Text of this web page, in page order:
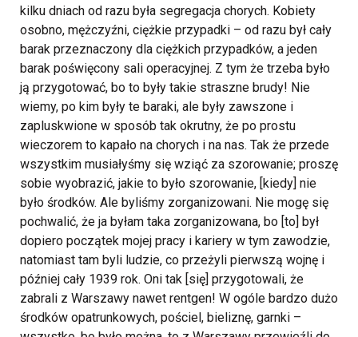
kilku dniach od razu była segregacja chorych. Kobiety
osobno, mężczyźni, ciężkie przypadki – od razu był cały
barak przeznaczony dla ciężkich przypadków, a jeden
barak poświęcony sali operacyjnej. Z tym że trzeba było
ją przygotować, bo to były takie straszne brudy! Nie
wiemy, po kim były te baraki, ale były zawszone i
zapluskwione w sposób tak okrutny, że po prostu
wieczorem to kapało na chorych i na nas. Tak że przede
wszystkim musiałyśmy się wziąć za szorowanie; proszę
sobie wyobrazić, jakie to było szorowanie, [kiedy] nie
było środków. Ale byliśmy zorganizowani. Nie mogę się
pochwalić, że ja byłam taka zorganizowana, bo [to] był
dopiero początek mojej pracy i kariery w tym zawodzie,
natomiast tam byli ludzie, co przeżyli pierwszą wojnę i
później cały 1939 rok. Oni tak [się] przygotowali, że
zabrali z Warszawy nawet rentgen! W ogóle bardzo dużo
środków opatrunkowych, pościel, bieliznę, garnki –